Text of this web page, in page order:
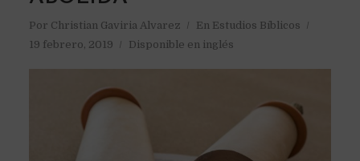
Por Christian Gaviria Alvarez En Estudios Bíblicos
19 febrero, 2019
Disponible en inglés